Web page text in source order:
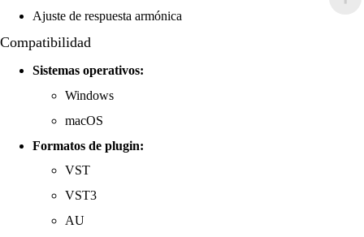
Ajuste de respuesta armónica
Compatibilidad
Sistemas operativos:
Windows
macOS
Formatos de plugin:
VST
VST3
AU